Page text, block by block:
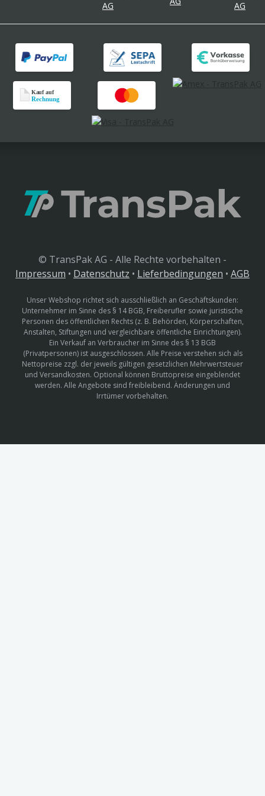
© TransPak AG - Alle Rechte vorbehalten -
Impressum • Datenschutz • Lieferbedingungen • AGB
Unser Webshop richtet sich ausschließlich an Geschäftskunden:
Unternehmer im Sinne des § 14 BGB, Freiberufler sowie juristische
Personen des öffentlichen Rechts (z. B. Behörden, Körperschaften,
Anstalten, Stiftungen und vergleichbare öffentliche Einrichtungen).
Ein Verkauf an Verbraucher im Sinne des § 13 BGB
(Privatpersonen) ist ausgeschlossen. Alle Preise verstehen sich als
Nettopreise zzgl. der jeweils gültigen gesetzlichen Mehrwertsteuer
und Versandkosten. Optional können Bruttopreise eingeblendet
werden. Alle Angebote sind freibleibend. Änderungen und
Irrtümer vorbehalten.